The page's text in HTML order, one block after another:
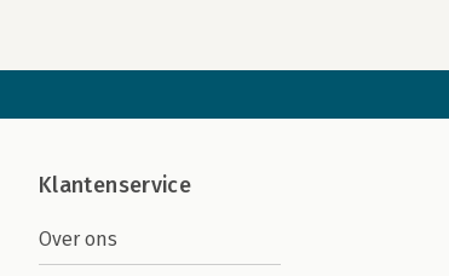
Klantenservice
Over ons